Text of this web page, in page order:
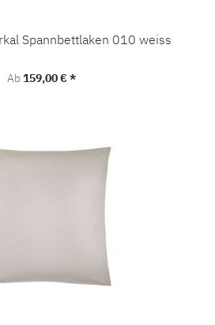
Spannbettlaken 010 weiss
Regulärer Preis:
Ab159,00 € *